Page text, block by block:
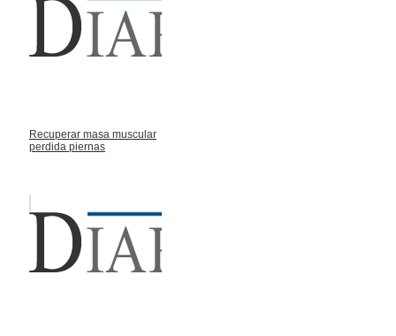
Recuperar masa muscular
perdida piernas